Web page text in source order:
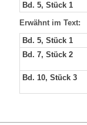
Bd. 5, Stück 1
Erwähnt im Text:
Bd. 5, Stück 1
Bd. 7, Stück 2
Bd. 10, Stück 3